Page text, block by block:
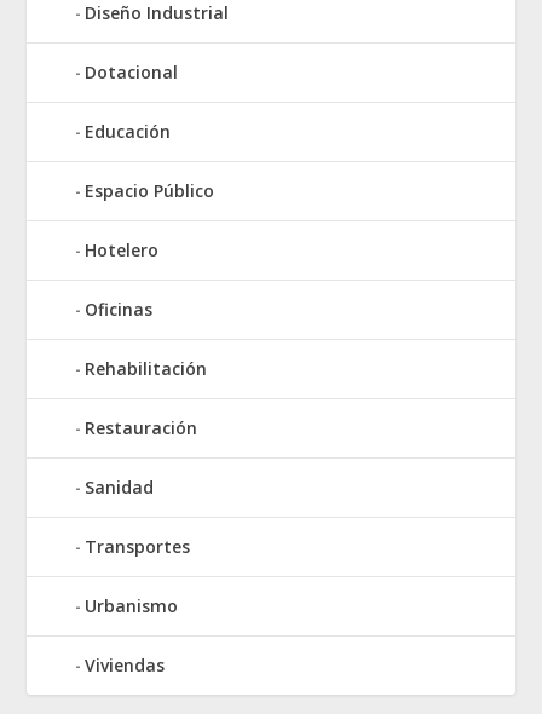
Diseño Industrial
Dotacional
Educación
Espacio Público
Hotelero
Oficinas
Rehabilitación
Restauración
Sanidad
Transportes
Urbanismo
Viviendas